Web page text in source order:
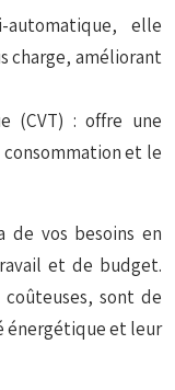
automatique, elle
charge, améliorant
(CVT) : offre une
et le
de vos besoins en
et de budget.
coûteuses, sont de
énergétique et leur